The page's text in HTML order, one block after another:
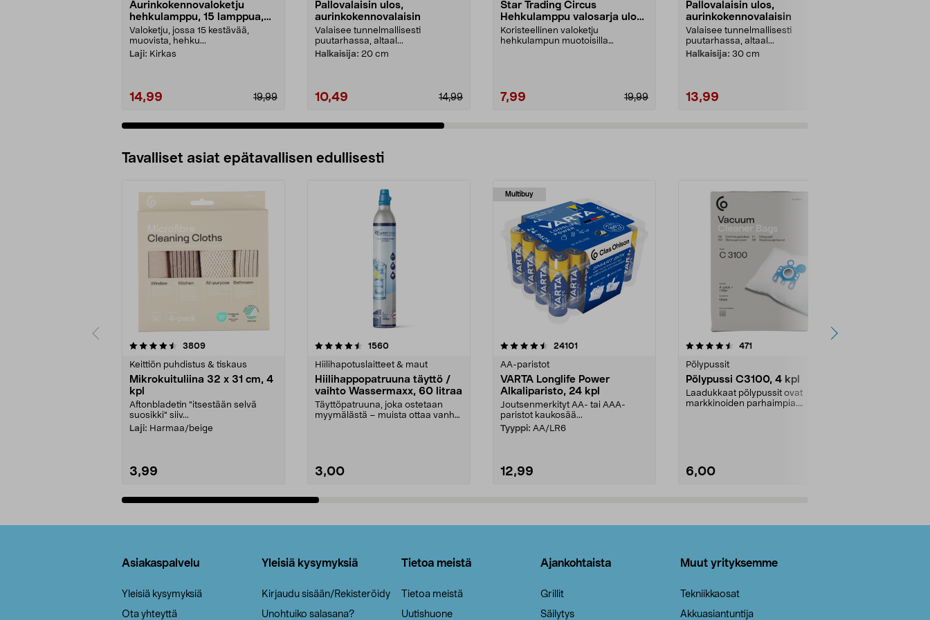
Aurinkokennovaloketju
hehkulamppu, 15 lamppua,
7,2 m
Valoketju, jossa 15 kestävää,
muovista, hehku...
Laji: Kirkas
14,99 19,99
Pallovalaisin ulos,
aurinkokennovalaisin
Valaisee tunnelmallisesti
puutarhassa, altaal...
Halkaisija: 20 cm
10,49 14,99
Star Trading Circus
Hehkulamppu valosarja ulos,
10 LED
Koristeellinen valoketju
hehkulampun muotoisilla
7,99 19,99
Pallovalaisin ulos,
aurinkokennovalaisin
Valaisee tunnelmallisesti
puutarhassa, altaal...
Halkaisija: 30 cm
13,99
Tavalliset asiat epätavallisen edullisesti
3809arvostelut
Keittiön puhdistus & tiskaus
Mikrokuituliina 32 x 31 cm, 4
kpl
Aftonbladetin "itsestään selvä
suosikki" siiv...
Laji: Harmaa/beige
3,99
4.5viidestä
1560arvostelut
Hiilihapotuslaitteet & maut
Hiilihappopatruuna täyttö /
vaihto Wassermaxx, 60 litraa
Täyttöpatruuna, joka ostetaan
myymälästä – muista ottaa vanha
3,00
Multibuy
4.5viidestä
24101
AA-paristot
VARTA Longlife Power
Alkaliparisto, 24 kpl
Joutsenmerkityt AA- tai AAA-
paristot kaukosää...
Tyyppi: AA/LR6
12,99
4.5viidestä
471
Pölypussit
Pölypussi C3100, 4 kpl
Laadukkaat pölypussit ovat
markkinoiden parhaimpia.
6,00
4.5viidestä
Asiakaspalvelu
Yleisiä kysymyksiä
Ota yhteyttä
Yleisiä kysymyksiä
Kirjaudu sisään/Rekisteröidy
Unohtuiko salasana?
Tietoa meistä
Tietoa meistä
Uutishuone
Ajankohtaista
Grillit
Säilytys
Muut yrityksemme
Tekniikkaosat
Akkuasiantuntija